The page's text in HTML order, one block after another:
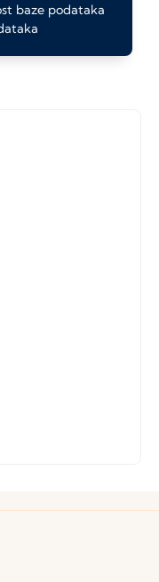
baze podataka